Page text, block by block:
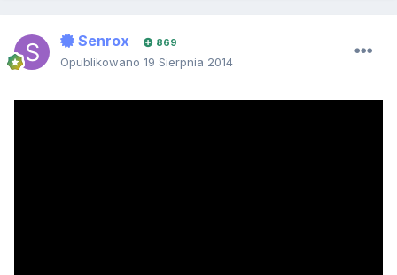
Senrox 869
Opublikowano 19 Sierpnia 2014